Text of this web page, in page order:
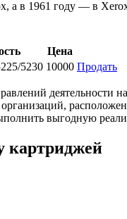
а в 1961 году — в
Цена
5230 10000 Продать
деятельности
выгодную
картриджей